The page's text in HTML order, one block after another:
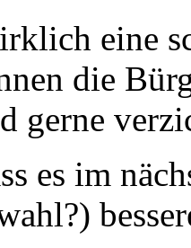
eine
die
gerne
es im